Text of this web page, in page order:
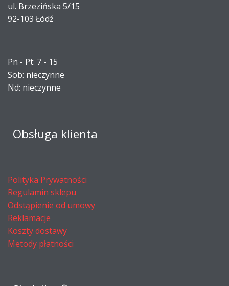
ul. Brzezińska 5/15
92-103 Łódź
Pn - Pt: 7 - 15
Sob: nieczynne
Nd: nieczynne
Obsługa klienta
Polityka Prywatności
Regulamin sklepu
Odstąpienie od umowy
Reklamacje
Koszty dostawy
Metody płatności